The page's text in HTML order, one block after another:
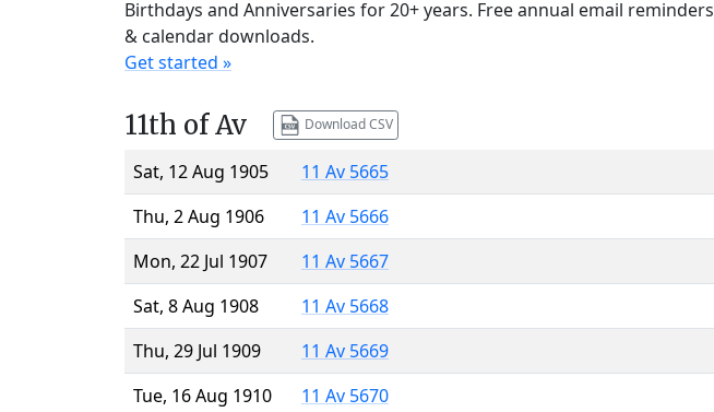
Birthdays and Anniversaries for 20+ years. Free annual email reminders
& calendar downloads.
Get started »
11th of Av Download CSV
Sat, 12 Aug 1905
11 Av 5665
Thu, 2 Aug 1906
11 Av 5666
Mon, 22 Jul 1907
11 Av 5667
Sat, 8 Aug 1908
11 Av 5668
Thu, 29 Jul 1909
11 Av 5669
Tue, 16 Aug 1910
11 Av 5670